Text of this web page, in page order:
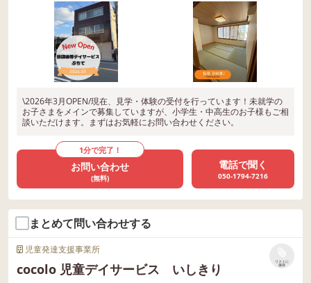
\2026年3月OPEN/現在、見学・体験の受付を行っています！未就学の
お子さまをメインで募集していますが、小学生・中高生のお子様もご相
談いただけます。まずはお気軽にお問い合わせください。
1分で完了！
お問い合わせ
(無料)
電話で聞く
050-1794-7216
まとめて問い合わせする
児童発達支援事業所
cocolo 児童デイサービス いしきり
リストに
保存